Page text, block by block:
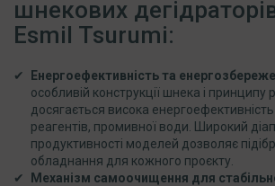
шнекових
Esmil Tsurumi:
Енергоефективність та
особливій конструкції шнека і принципу
досягається висока
реагентів, промивної води. Широкий
продуктивності моделей дозволяє
обладнання для кожного проєкту.
Механізм самоочищення для